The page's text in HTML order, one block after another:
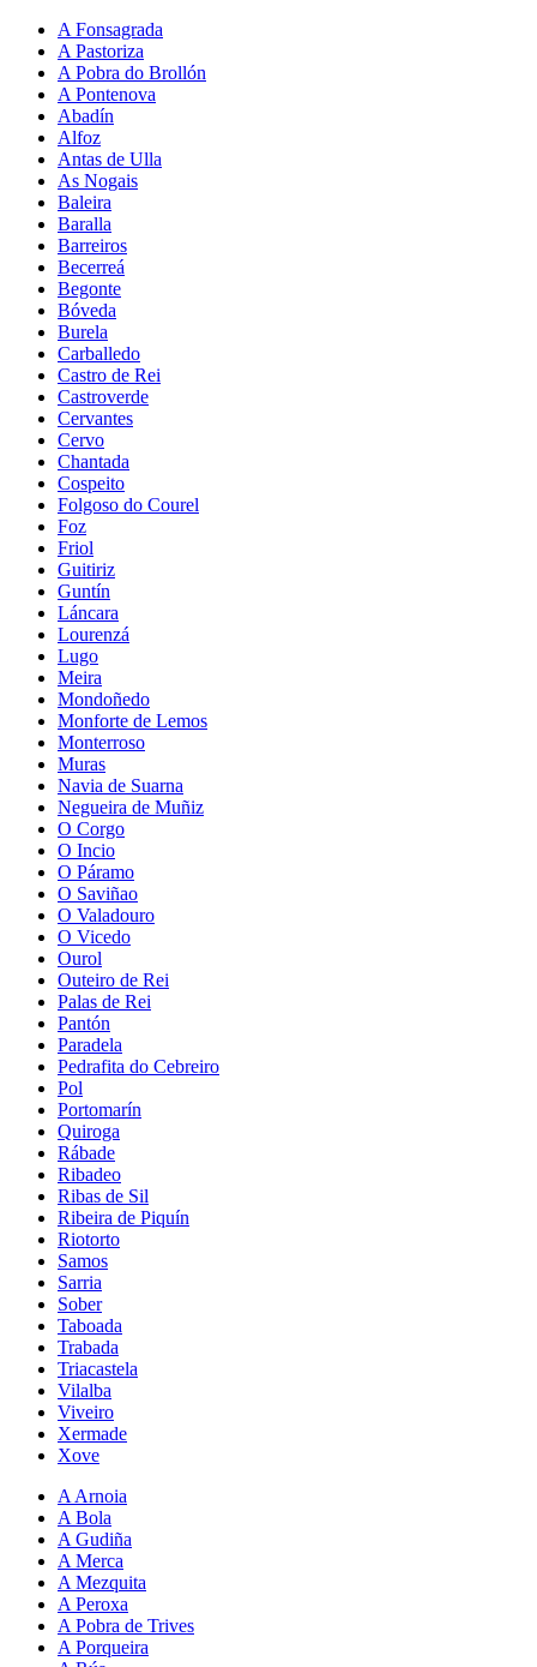
A Fonsagrada
A Pastoriza
A Pobra do Brollón
A Pontenova
Abadín
Alfoz
Antas de Ulla
As Nogais
Baleira
Baralla
Barreiros
Becerreá
Begonte
Bóveda
Burela
Carballedo
Castro de Rei
Castroverde
Cervantes
Cervo
Chantada
Cospeito
Folgoso do Courel
Foz
Friol
Guitiriz
Guntín
Láncara
Lourenzá
Lugo
Meira
Mondoñedo
Monforte de Lemos
Monterroso
Muras
Navia de Suarna
Negueira de Muñiz
O Corgo
O Incio
O Páramo
O Saviñao
O Valadouro
O Vicedo
Ourol
Outeiro de Rei
Palas de Rei
Pantón
Paradela
Pedrafita do Cebreiro
Pol
Portomarín
Quiroga
Rábade
Ribadeo
Ribas de Sil
Ribeira de Piquín
Riotorto
Samos
Sarria
Sober
Taboada
Trabada
Triacastela
Vilalba
Viveiro
Xermade
Xove
A Arnoia
A Bola
A Gudiña
A Merca
A Mezquita
A Peroxa
A Pobra de Trives
A Porqueira